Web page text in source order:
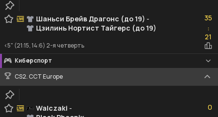
Шаньси Брейв Драгонс (до 19) -
Цзилинь Нортист Тайгерс (до 19)
35
:21
21
<5" (21:15, 14:6) 2-я четверть
Киберспорт
CS2. CCT Europe
Walczaki -
0